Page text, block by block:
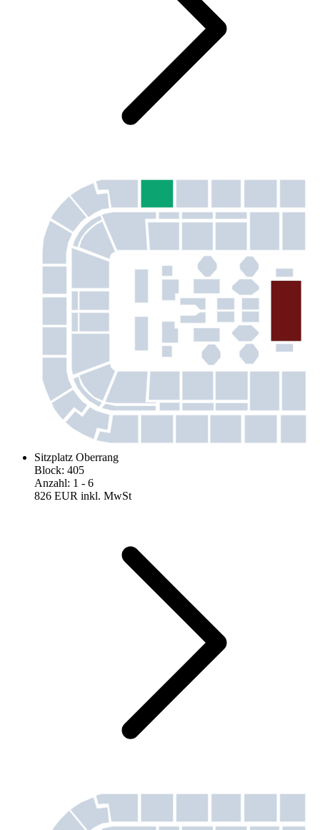
Sitzplatz Oberrang
Block: 405
Anzahl: 1 - 6
826 EUR inkl. MwSt